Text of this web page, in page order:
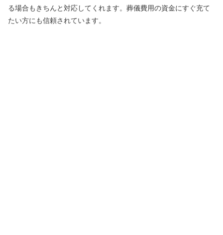
る場合もきちんと対応してくれます。葬儀費用の資金にすぐ充て
たい方にも信頼されています。